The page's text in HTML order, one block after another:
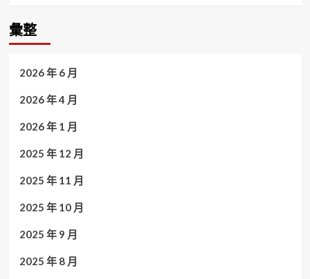
彙整
2026 年 6 月
2026 年 4 月
2026 年 1 月
2025 年 12 月
2025 年 11 月
2025 年 10 月
2025 年 9 月
2025 年 8 月